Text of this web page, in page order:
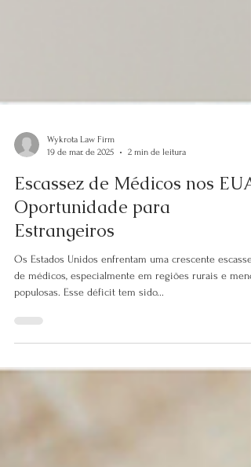
19 de mar. de 2025
2 min de leitura
Escassez de Médicos nos EUA:
Oportunidade para
Estrangeiros
Os Estados Unidos enfrentam uma crescente escassez
de médicos, especialmente em regiões rurais e
populosas. Esse déficit tem sido...